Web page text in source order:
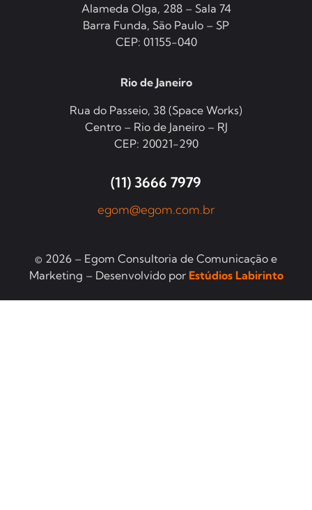
Alameda Olga, 288 – Sala 74
Barra Funda, São Paulo – SP
CEP: 01155-040
Rio de Janeiro
Rua do Passeio, 38 (Space Works)
Centro – Rio de Janeiro – RJ
CEP: 20021-290
(11) 3666 7979
egom@egom.com.br
© 2026 – Egom Consultoria de Comunicação e
Marketing – Desenvolvido por Estúdios Labirinto